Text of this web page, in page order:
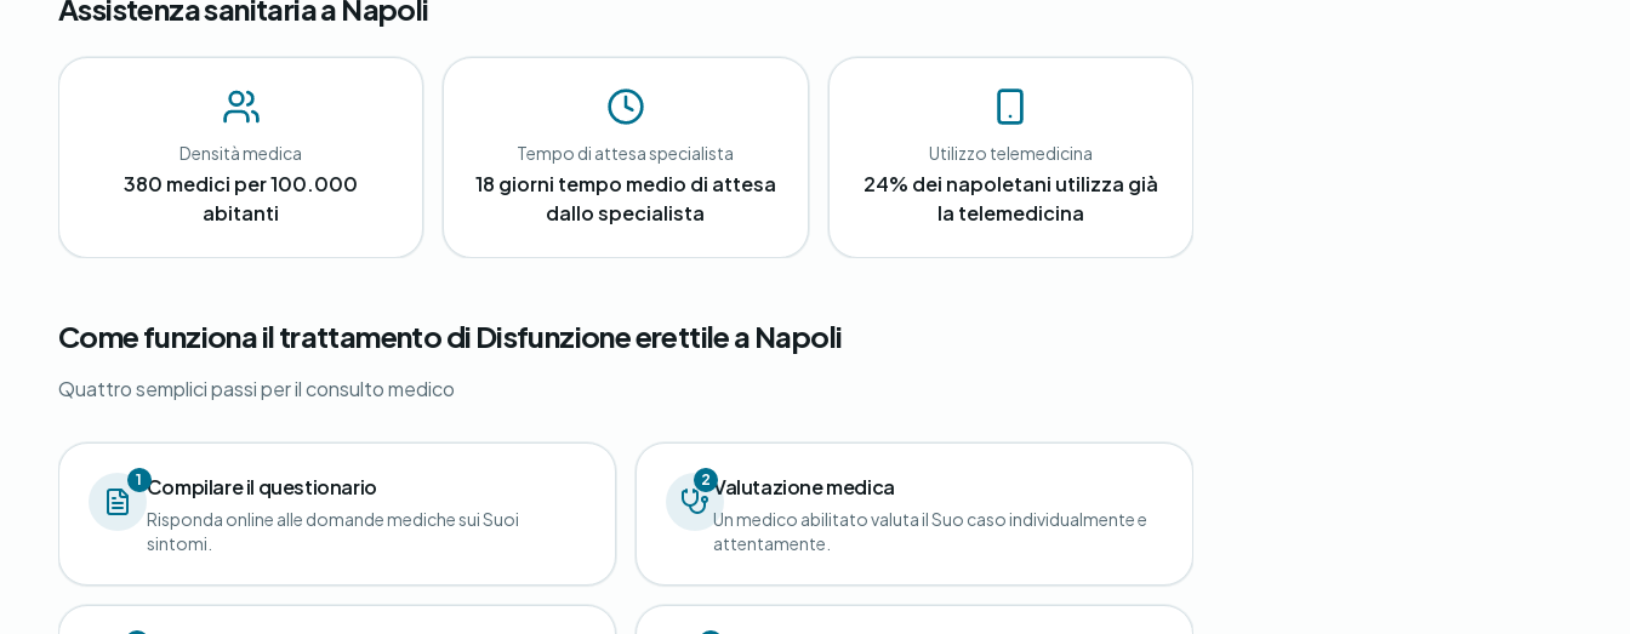
Assistenza sanitaria a Napoli
Densità medica
380 medici per 100.000
abitanti
Tempo di attesa specialista
18 giorni tempo medio di attesa
dallo specialista
Utilizzo telemedicina
24% dei napoletani utilizza già
la telemedicina
Come funziona il trattamento di Disfunzione erettile a Napoli
Quattro semplici passi per il consulto medico
1 Compilare il questionario
Risponda online alle domande mediche sui Suoi
sintomi.
2Valutazione medica
Un medico abilitato valuta il Suo caso individualmente e
attentamente.